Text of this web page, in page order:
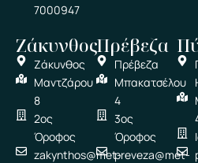
7000947
Ζάκυνθος
Ζάκυνθος
Μαντζάρου
8
2ος
Όροφος
zakynthos@met-
Πρέβεζα
Πρέβεζα
Μπακατσέλου
4
3ος
Όροφος
preveza@met-